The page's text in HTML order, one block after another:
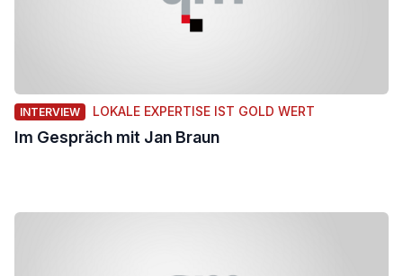
INTERVIEW LOKALE EXPERTISE IST GOLD WERT
Im Gespräch mit Jan Braun